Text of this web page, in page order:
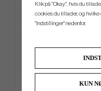
Srixon Q-STAR Ultispeed -
Klik på "Okay", hvis du
cookies du tillader, og hvilke
"Indstillinger" nedenfor.
KUN